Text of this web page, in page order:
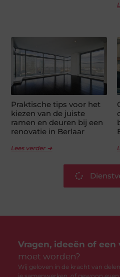
Praktische tips voor het
kiezen van de juiste
ramen en deuren bij een
renovatie in Berlaar
Lees verder ➜
Vragen, ideeën of een
moet worden?
Wij geloven in de kracht van